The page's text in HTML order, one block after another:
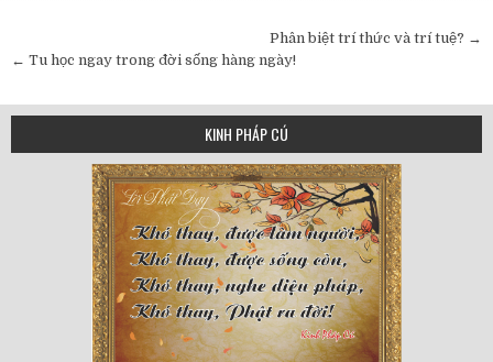
navigation
Phân biệt trí thức và trí tuệ? →
← Tu học ngay trong đời sống hàng ngày!
KINH PHÁP CÚ